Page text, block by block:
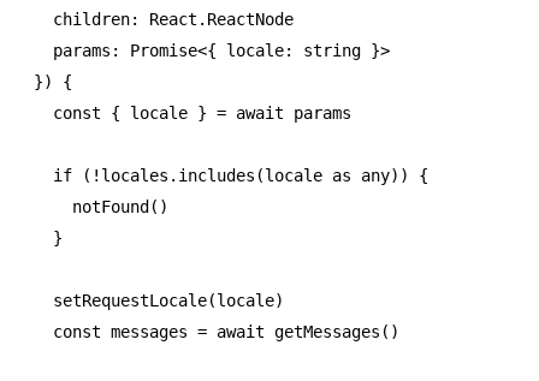
  children
: React . ReactNode
  params
: Promise<{ locale: string }>
}) {
  const
{ locale } = await params
  if
( ! locales .includes (locale as any)) {
    notFound
()
  }
  setRequestLocale
(locale)
  const
messages = await getMessages ()